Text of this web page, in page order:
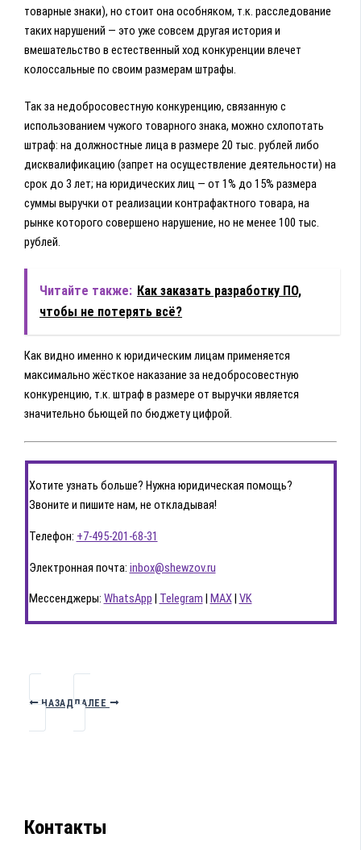
товарные знаки), но стоит она особняком, т.к. расследование
таких нарушений — это уже совсем другая история и
вмешательство в естественный ход конкуренции влечет
колоссальные по своим размерам штрафы.
Так за недобросовестную конкуренцию, связанную с
использованием чужого товарного знака, можно схлопотать
штраф: на должностные лица в размере 20 тыс. рублей либо
дисквалификацию (запрет на осуществление деятельности) на
срок до 3 лет; на юридических лиц — от 1% до 15% размера
суммы выручки от реализации контрафактного товара, на
рынке которого совершено нарушение, но не менее 100 тыс.
рублей.
Читайте также: Как заказать разработку ПО,
чтобы не потерять всё?
Как видно именно к юридическим лицам применяется
максимально жёсткое наказание за недобросовестную
конкуренцию, т.к. штраф в размере от выручки является
значительно бьющей по бюджету цифрой.
Хотите узнать больше? Нужна юридическая помощь?
Звоните и пишите нам, не откладывая!
Телефон: +7-495-201-68-31
Электронная почта: inbox@shewzov.ru
Мессенджеры: WhatsApp | Telegram | MAX| VK
НАЗАДДАЛЕЕ
Контакты